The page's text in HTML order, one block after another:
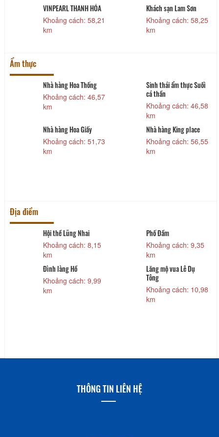
VINPEARL THANH HÓA
Khoảng cách: 58,21
km
Khách sạn Lam Sơn
Khoảng cách: 58,25
km
Ẩm thực
Nhà hàng Hoa Thống
Khoảng cách: 46,57
km
Sinh thái ẩm thực Suối
cá thần
Khoảng cách: 46,58
km
Nhà hàng Hoa Giấy
Khoảng cách: 51,73
km
Nhà hàng King place
Khoảng cách: 56,55
km
Địa điểm
Hội thề Lũng Nhai
Khoảng cách: 8,15
km
Phố Đầm
Khoảng cách: 9,35
km
Đình làng Hồ
Khoảng cách: 9,99
km
Lăng mộ vua Lê Dụ
Tông
Khoảng cách: 10,98
km
THÔNG TIN LIÊN HỆ